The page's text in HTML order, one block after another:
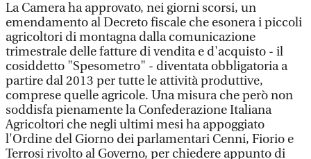
La Camera ha approvato, nei giorni scorsi, un
emendamento al Decreto fiscale che esonera i piccoli
agricoltori di montagna dalla comunicazione
trimestrale delle fatture di vendita e d'acquisto - il
cosiddetto "Spesometro" - diventata obbligatoria a
partire dal 2013 per tutte le attività produttive,
comprese quelle agricole. Una misura che però non
soddisfa pienamente la Confederazione Italiana
Agricoltori che negli ultimi mesi ha appoggiato
l'Ordine del Giorno dei parlamentari Cenni, Fiorio e
Terrosi rivolto al Governo, per chiedere appunto di